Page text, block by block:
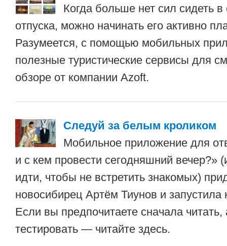
Когда больше нет сил сидеть
отпуска, можно начинать его активно
Разумеется, с помощью мобильных
полезные туристические сервисы для
обзоре от компании Azoft.
Следуй за белым кроликом
Мобильное приложение для
и с кем провести сегодняшний вечер?»
идти, чтобы не встретить знакомых)
новосибирец Артём Тиунов и запустила
Если вы предпочитаете сначала читать,
тестировать — читайте здесь.